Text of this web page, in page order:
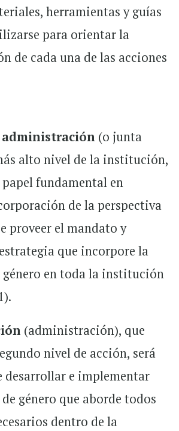
herramientas y guías
para orientar la
de cada una de las acciones
administración (o junta
alto nivel de la institución,
papel fundamental en
de la perspectiva
proveer el mandato y
que incorpore la
género en toda la institución
(administración), que
nivel de acción, será
desarrollar e implementar
género que aborde todos
dentro de la